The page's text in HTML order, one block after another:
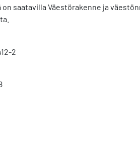
saatavilla Väestörakenne ja
2